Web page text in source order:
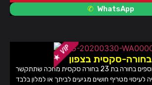
WhatsApp
בחורה-סקסית בצפון
נערת ליווי פרטים נוספים בחורה בת 23 בחורה סקסית מחכה שתתקשר